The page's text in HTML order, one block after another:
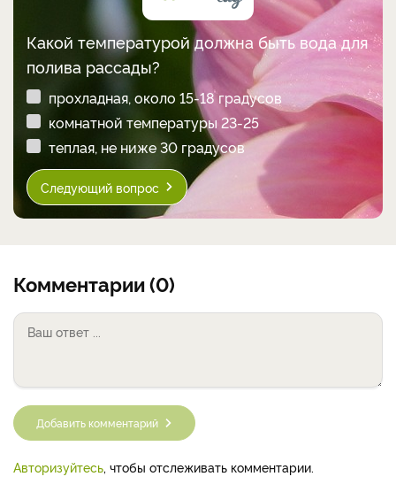
Какой температурой должна быть вода для
полива рассады?
прохладная, около 15-18 градусов
комнатной температуры 23-25
теплая, не ниже 30 градусов
Следующий вопрос
Комментарии (0)
Добавить комментарий
Авторизуйтесь , чтобы отслеживать комментарии.